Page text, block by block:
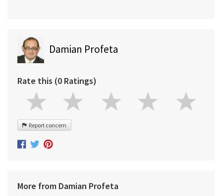
Damian Profeta
Rate this (0 Ratings)
Report concern
More from Damian Profeta